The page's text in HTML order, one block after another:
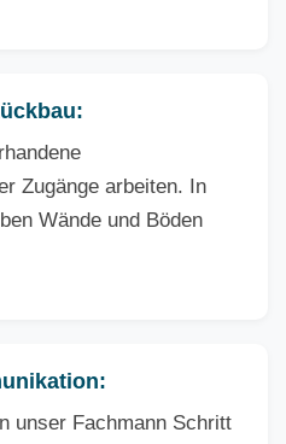
Zugänge arbeiten. In
Wände und Böden
unser Fachmann Schritt